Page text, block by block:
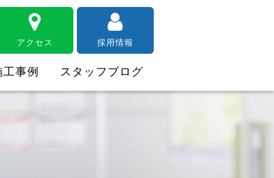
アクセス 採用情報
工事例 スタッフブログ